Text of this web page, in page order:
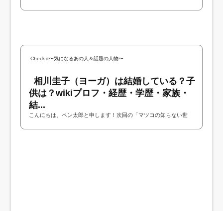
Check it〜気になるあの人＆話題の人物〜
相川圭子（ヨーガ）は結婚している？子
供は？wikiプロフ・経歴・学歴・家族・
結...
こんにちは、ペン太郎と申します！次回の「マツコの知らない世